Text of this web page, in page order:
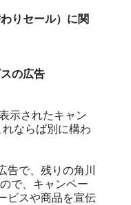
りセール）に関
の広告
示されたキャン
ならば別に構わ
告で、残りの角川
で、キャンペー
ビスや商品を宣伝